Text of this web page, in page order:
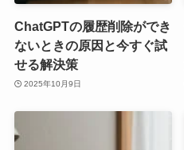
ChatGPTの履歴削除ができ
ないときの原因と今すぐ試
せる解決策
2025年10月9日